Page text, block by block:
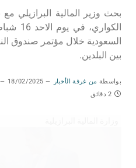
بحث وزير المالية البرازيلي
السعودية خلال مؤتمر صندوق
بين البلدين.
بواسطة من غرفة الأخبار 18/02/2025
2 دقائق